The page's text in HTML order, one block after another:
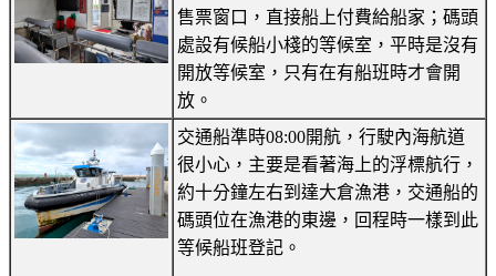
售票窗口，直接船上付費給船家；碼頭
處設有候船小棧的等候室，平時是沒有
開放等候室，只有在有船班時才會開
放。
交通船準時08:00開航，行駛內海航道
很小心，主要是看著海上的浮標航行，
約十分鐘左右到達大倉漁港，交通船的
碼頭位在漁港的東邊，回程時一樣到此
等候船班登記。